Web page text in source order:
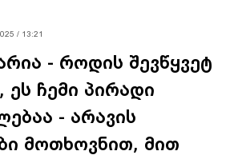
/ 13:21
- როდის შევწყვეტ
ეს ჩემი პირადი
- არავის
მოთხოვნით, მით